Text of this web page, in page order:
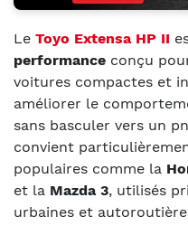
Le Toyo Extensa HP II
performance conçu
voitures compactes et
améliorer le
sans basculer vers un
convient
populaires comme la
et la Mazda 3, utilisés
urbaines et